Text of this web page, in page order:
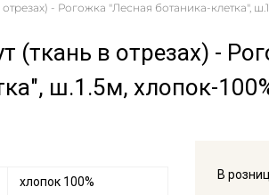
- Рогожка "Лесная ботаника-клетка",
(ткань в отрезах) -
ш.1.5м, хлопок-
В
хлопок 100%